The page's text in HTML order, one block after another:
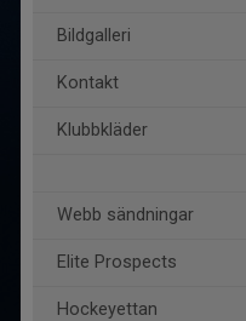
Bildgalleri
Kontakt
Klubbkläder
Webb sändningar
Elite Prospects
Hockeyettan